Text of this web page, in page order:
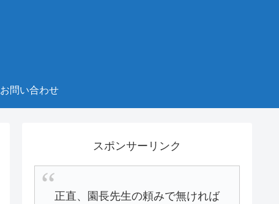
お問い合わせ
スポンサーリンク
正直、園長先生の頼みで無ければ